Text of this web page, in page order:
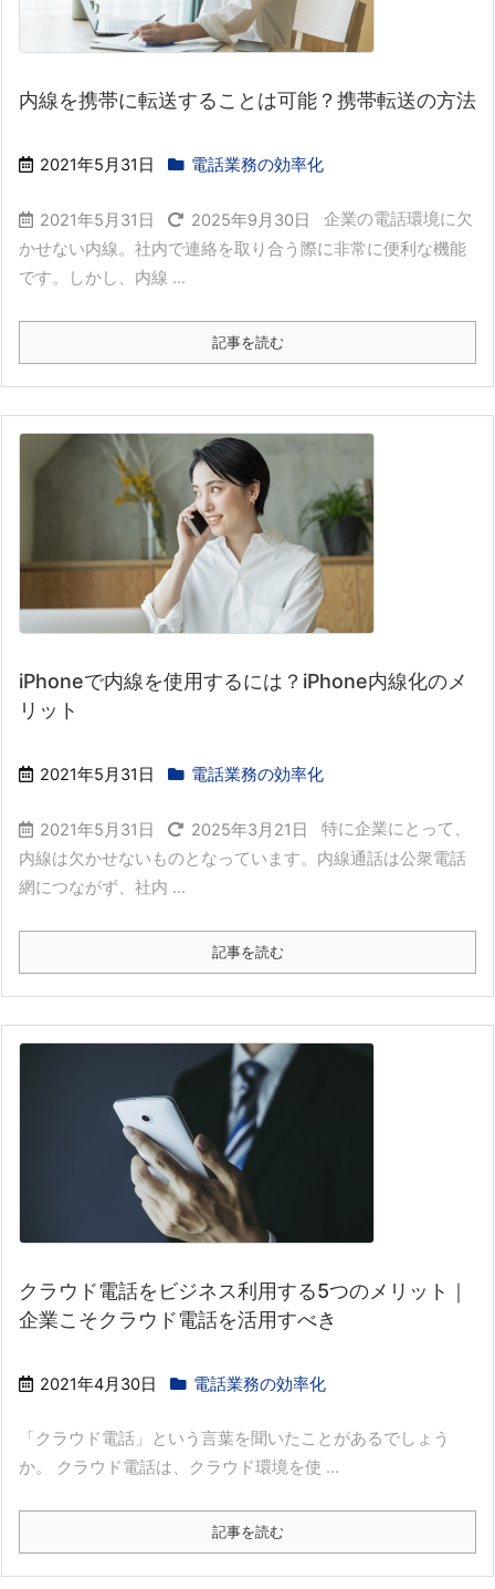
内線を携帯に転送することは可能？携帯転送の方法
2021年5月31日 電話業務の効率化
2021年5月31日 2025年9月30日
企業の電話環境に欠
かせない内線。社内で連絡を取り合う際に非常に便利な機能
です。しかし、内線 ...
記事を読む
iPhoneで内線を使用するには？iPhone内線化のメ
リット
2021年5月31日 電話業務の効率化
2021年5月31日 2025年3月21日
特に企業にとって、
内線は欠かせないものとなっています。内線通話は公衆電話
網につながず、社内 ...
記事を読む
クラウド電話をビジネス利用する5つのメリット｜
企業こそクラウド電話を活用すべき
2021年4月30日 電話業務の効率化
「クラウド電話」という言葉を聞いたことがあるでしょう
か。 クラウド電話は、クラウド環境を使 ...
記事を読む